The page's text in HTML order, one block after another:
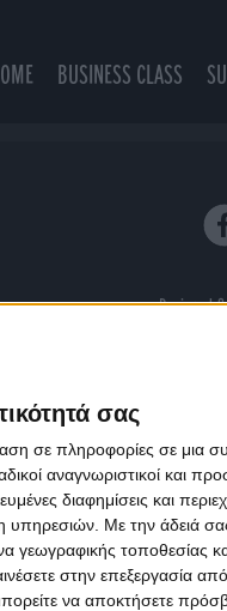
σας
σε πληροφορίες σε μια
αναγνωριστικοί και
διαφημίσεις και
υπηρεσιών. Με την άδειά
γεωγραφικής τοποθεσίας
στην επεξεργασία
να αποκτήσετε
BUSINESS CLASS
Designed